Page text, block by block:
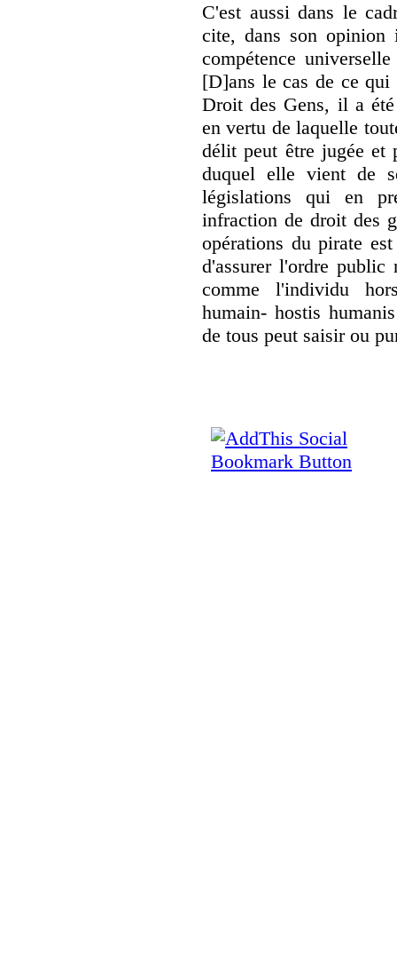
C'est aussi dans le
cite, dans son opinion
compétence
[D]ans le cas de ce
Droit des Gens, il a été
en vertu de laquelle
délit peut être jugée et
duquel elle vient de
législations qui en
infraction de droit des
opérations du pirate
d'assurer l'ordre public
comme l'individu
humain- hostis
de tous peut saisir ou